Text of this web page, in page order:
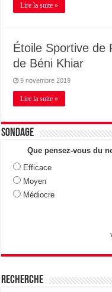
Lire la suite »
Étoile Sportive de
de Béni Khiar
9 novembre 2019
Lire la suite »
Sondage
Que pensez-vous du
Efficace
Moyen
Médiocre
Recherche